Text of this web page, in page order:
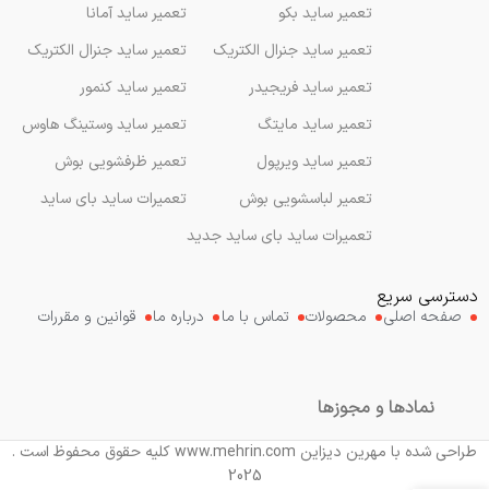
تعمیر ساید آمانا
تعمیر ساید جنرال الکتریک
تعمیر ساید کنمور
تعمیر ساید وستینگ هاوس
تعمیر ظرفشویی بوش
تعمیرات ساید بای ساید
تعمیر ساید بکو
تعمیر ساید جنرال الکتریک
تعمیر ساید فریجیدر
تعمیر ساید مایتگ
تعمیر ساید ویرپول
تعمیر لباسشویی بوش
تعمیرات ساید بای ساید جدید
دسترسی سریع
صفحه اصلی محصولات تماس با ما درباره ما قوانین و مقررات
نمادها و مجوزها
طراحی شده با مهرین دیزاین www.mehrin.com کلیه حقوق محفوظ است .
2025